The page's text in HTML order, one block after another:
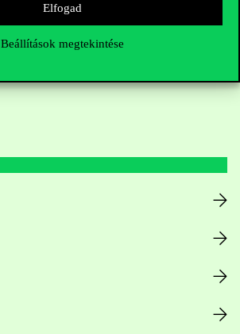
Elfogad
Beállítások megtekintése